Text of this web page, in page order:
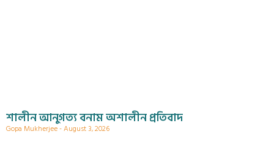
শালীন আনুগত্য বনাম অশালীন প্রতিবাদ
Gopa Mukherjee August 3, 2026